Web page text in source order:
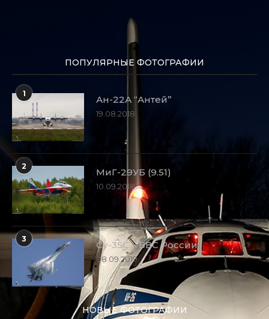
ПОПУЛЯРНЫЕ ФОТОГРАФИИ
1
Ан-22А “Антей”
19.08.2018
2
МиГ-29УБ (9.51)
10.09.2018
3
Су-35С – ВВС России
08.09.2019
НОВЫЕ ФОТОГРАФИИ